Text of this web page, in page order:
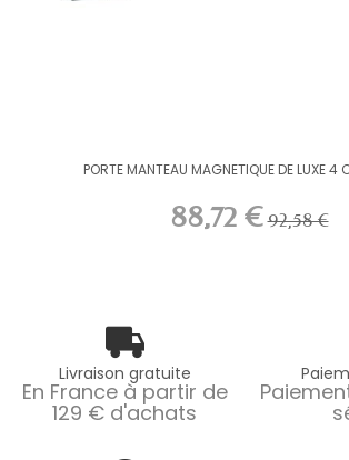
PORTE MANTEAU MAGNETIQUE DE LUXE 4
88,72 € 92,58 €
Livraison gratuite
En France à partir de
129 € d'achats